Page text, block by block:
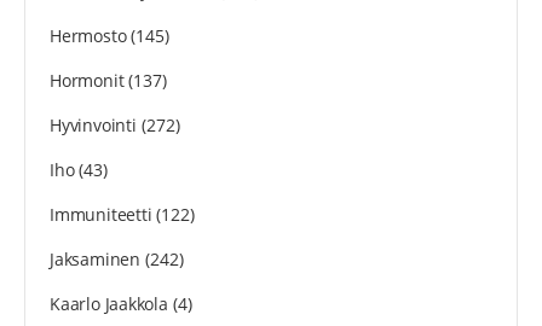
Hermosto(145)
Hormonit(137)
Hyvinvointi (272)
Iho(43)
Immuniteetti (122)
Jaksaminen (242)
Kaarlo Jaakkola (4)